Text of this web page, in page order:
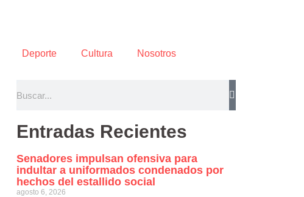
Deporte Cultura Nosotros
Entradas Recientes
Senadores impulsan ofensiva para
indultar a uniformados condenados por
hechos del estallido social
agosto 6, 2026